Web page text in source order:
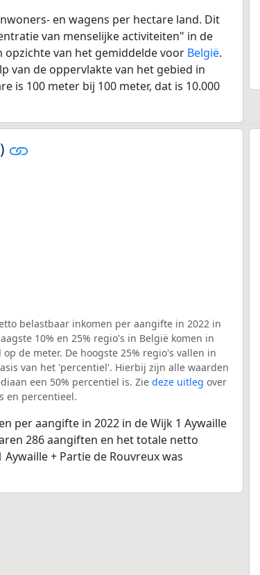
en wagens per hectare land. Dit
van menselijke activiteiten" in de
opzichte van het gemiddelde voor België.
van de oppervlakte van het gebied in
is 100 meter bij 100 meter, dat is 10.000
belastbaar inkomen per aangifte in 2022 in
10% en 25% regio's in België komen in
de meter. De hoogste 25% regio's vallen in
van het 'percentiel'. Hierbij zijn alle waarden
een 50% percentiel is. Zie deze uitleg over
en percentieel.
per aangifte in 2022 in de Wijk 1 Aywaille
286 aangiften en het totale netto
+ Partie de Rouvreux was